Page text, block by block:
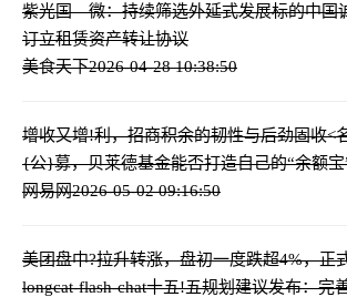
紫光国—微：持续筛选外延式发展标的中国
订立租赁资产转让协议
美食天下2026-04-28 10:38:50
增收又增!利，招商积余的韧性与后劲固收<
{公}募，贝莱德基金能否打造自己的“余额宝
网易网2026-05-02 09:16:50
美团盘中?拉升转涨，盘初一度跌超4%，正
longcat-flash-chat十五!五规划建议发布：完